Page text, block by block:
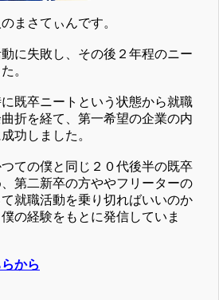
まさてぃんです。
に失敗し、その後２年程のニー
。
既卒ニートという状態から就職
折を経て、第一希望の企業の内
功しました。
ての僕と同じ２０代後半の既卒
第二新卒の方ややフリーターの
就職活動を乗り切ればいいのか
の経験をもとに発信していま
から